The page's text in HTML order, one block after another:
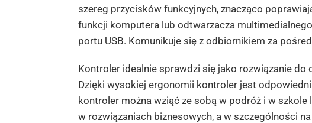
szereg przycisków funkcyjnych, znacząco
funkcji komputera lub odtwarzacza
portu USB. Komunikuje się z odbiornikiem za
Kontroler idealnie sprawdzi się jako rozwiązanie
Dzięki wysokiej ergonomii kontroler jest
kontroler można wziąć ze sobą w podróż i w
w rozwiązaniach biznesowych, a w szczególności